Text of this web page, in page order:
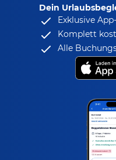
Dein
Exklusive
Komplett
Alle